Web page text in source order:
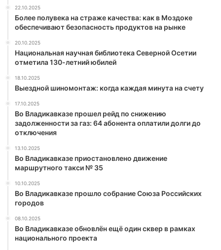
22.10.2025
Более полувека на страже качества: как в Моздоке
обеспечивают безопасность продуктов на рынке
20.10.2025
Национальная научная библиотека Северной Осетии
отметила 130-летний юбилей
18.10.2025
Выездной шиномонтаж: когда каждая минута на счету
17.10.2025
Во Владикавказе прошел рейд по снижению
задолженности за газ: 64 абонента оплатили долги до
отключения
13.10.2025
Во Владикавказе приостановлено движение
маршрутного такси № 35
10.10.2025
Во Владикавказе прошло собрание Союза Российских
городов
08.10.2025
Во Владикавказе обновлён ещё один сквер в рамках
национального проекта